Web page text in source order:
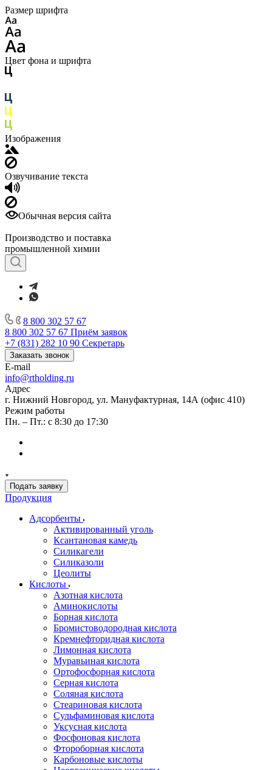
Размер шрифта
Цвет фона и шрифта
Изображения
Озвучивание текста
Обычная версия сайта
Производство и поставка
промышленной химии
8 800 302 57 67
8 800 302 57 67 Приём заявок
+7 (831) 282 10 90 Секретарь
Заказать звонок
E-mail
info@rtholding.ru
Адрес
г. Нижний Новгород, ул. Мануфактурная, 14А (офис 410)
Режим работы
Пн. – Пт.: с 8:30 до 17:30
Подать заявку
Продукция
Адсорбенты
Активированный уголь
Ксантановая камедь
Силикагели
Силиказоли
Цеолиты
Кислоты
Азотная кислота
Аминокислоты
Борная кислота
Бромистоводородная кислота
Кремнефторидная кислота
Лимонная кислота
Муравьиная кислота
Ортофосфорная кислота
Серная кислота
Соляная кислота
Стеариновая кислота
Сульфаминовая кислота
Уксусная кислота
Фосфоновая кислота
Фтороборная кислота
Карбоновые кислоты